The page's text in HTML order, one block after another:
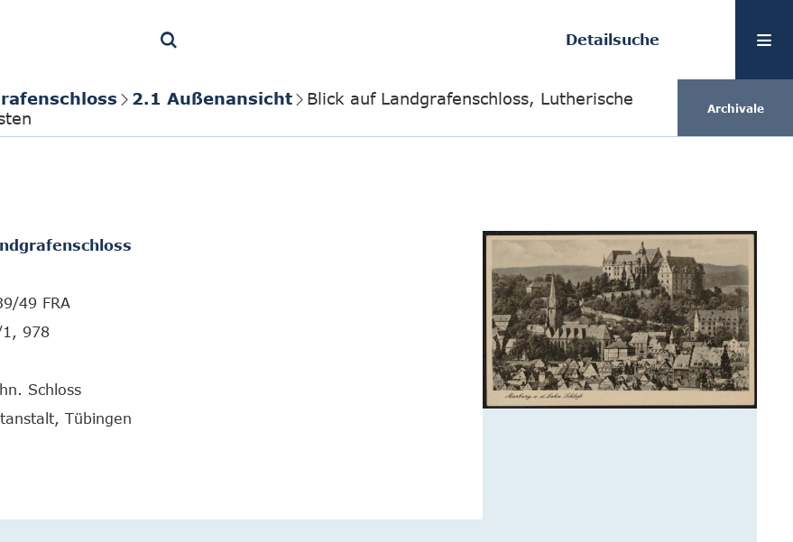
Detailsuche
2.1 Außenansicht
Blick auf Landgrafenschloss, Lutherische
Archivale
49 FRA
1, 978
Schloss
Tübingen